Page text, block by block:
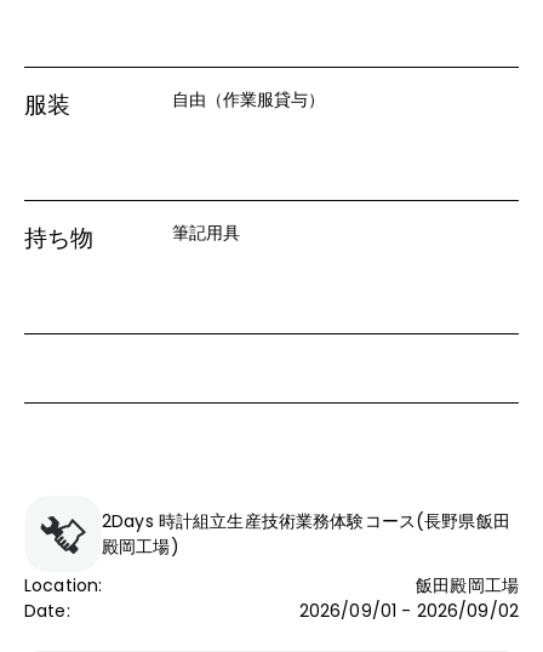
服装 自由（作業服貸与）
持ち物 筆記用具
2Days 時計組立生産技術業務体験コース(長野県飯田
殿岡工場)
Location:
飯田殿岡工場
Date: 2026/09/01 - 2026/09/02